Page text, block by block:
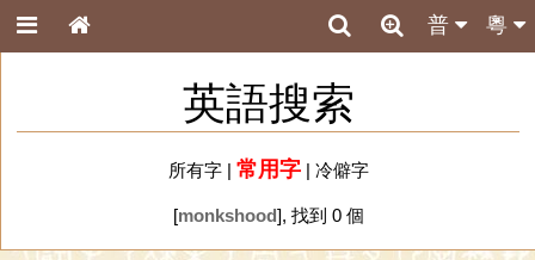
粵
普
英語搜索
所有字| 常用字| 冷僻字
[monkshood], 找到 0 個